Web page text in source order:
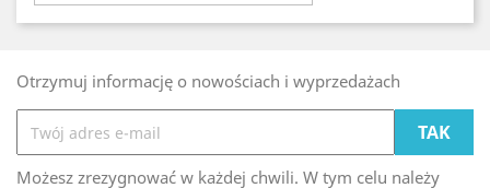
Otrzymuj informację o nowościach i wyprzedażach
Możesz zrezygnować w każdej chwili. W tym celu należy